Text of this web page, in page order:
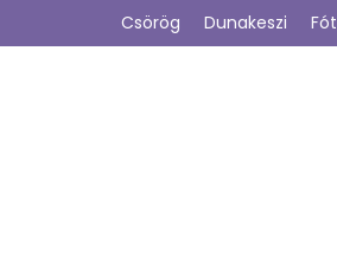
Csörög Dunakeszi Fót